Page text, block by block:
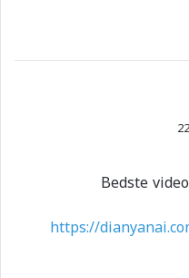
Bedste
https://